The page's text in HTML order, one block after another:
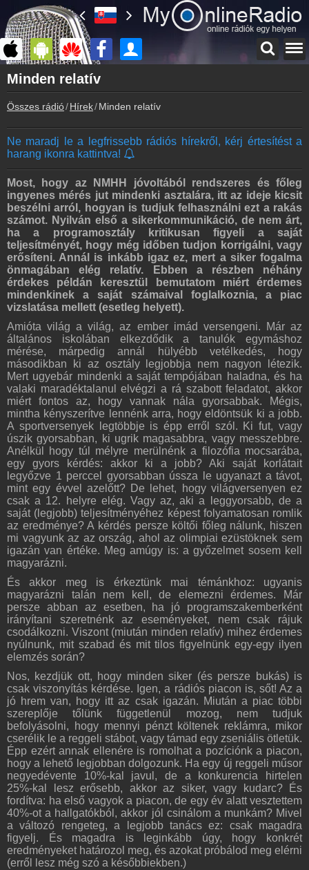
Főoldal
myonlineradio.hu
Bejelentkezés
Kapcsolat
Írj nekünk!
Partnerek
Rádiós partnerek
Rádió beágyazás
Ágyazd be weboldaladba
Online rádió készítés
Készítés lépésről lépésre
Minden relatív
Összes rádió Hírek Minden relatív
Ne maradj le a legfrissebb rádiós hírekről, kérj értesítést a
harang ikonra kattintva!
Most, hogy az NMHH jóvoltából rendszeres és főleg
ingyenes mérés jut mindenki asztalára, itt az ideje kicsit
beszélni arról, hogyan is tudjuk felhasználni ezt a rakás
számot. Nyilván első a sikerkommunikáció, de nem árt,
ha a programosztály kritikusan figyeli a saját
teljesítményét, hogy még időben tudjon korrigálni, vagy
erősíteni. Annál is inkább igaz ez, mert a siker fogalma
önmagában elég relatív. Ebben a részben néhány
érdekes példán keresztül bemutatom miért érdemes
mindenkinek a saját számaival foglalkoznia, a piac
vizslatása mellett (esetleg helyett).
Amióta világ a világ, az ember imád versengeni. Már az
általános iskolában elkezdődik a tanulók egymáshoz
mérése, márpedig annál hülyébb vetélkedés, hogy
másodikban ki az osztály legjobbja nem nagyon létezik.
Mert ugyebár mindenki a saját tempójában haladna, és ha
valaki maradéktalanul elvégzi a rá szabott feladatot, akkor
miért fontos az, hogy vannak nála gyorsabbak. Mégis,
mintha kényszerítve lennénk arra, hogy eldöntsük ki a jobb.
A sportversenyek legtöbbje is épp erről szól. Ki fut, vagy
úszik gyorsabban, ki ugrik magasabbra, vagy messzebbre.
Anélkül hogy túl mélyre merülnénk a filozófia mocsarába,
egy gyors kérdés: akkor ki a jobb? Aki saját korlátait
legyőzve 1 perccel gyorsabban ússza le ugyanazt a távot,
mint egy évvel azelőtt? De lehet, hogy világversenyen ez
csak a 12. helyre elég. Vagy az, aki a leggyorsabb, de a
saját (legjobb) teljesítményéhez képest folyamatosan romlik
az eredménye? A kérdés persze költői főleg nálunk, hiszen
mi vagyunk az az ország, ahol az olimpiai ezüstöknek sem
igazán van értéke. Meg amúgy is: a győzelmet sosem kell
magyarázni.
És akkor meg is érkeztünk mai témánkhoz: ugyanis
magyarázni talán nem kell, de elemezni érdemes. Már
persze abban az esetben, ha jó programszakemberként
irányítani szeretnénk az eseményeket, nem csak rájuk
csodálkozni. Viszont (miután minden relatív) mihez érdemes
nyúlnunk, mit szabad és mit tilos figyelnünk egy-egy ilyen
elemzés során?
Nos, kezdjük ott, hogy minden siker (és persze bukás) is
csak viszonyítás kérdése. Igen, a rádiós piacon is, sőt! Az a
jó hrem van, hogy itt az csak igazán. Miután a piac többi
szereplője tőlünk függetlenül mozog, nem tudjuk
befolyásolni, hogy mennyi pénzt költenek reklámra, mikor
cserélik le a reggeli stábot, vagy támad egy zseniális ötletük.
Épp ezért annak ellenére is romolhat a pozíciónk a piacon,
hogy a lehető legjobban dolgozunk. Ha egy új reggeli műsor
negyedévente 10%-kal javul, de a konkurencia hirtelen
25%-kal lesz erősebb, akkor az siker, vagy kudarc? És
fordítva: ha első vagyok a piacon, de egy év alatt vesztettem
40%-ot a hallgatókból, akkor jól csinálom a munkám? Mivel
a változó rengeteg, a legjobb tanács ez: csak magadra
figyelj. És magadra is leginkább úgy, hogy konkrét
eredményeket határozol meg, és azokat próbálod meg elérni
(erről lesz még szó a későbbiekben.)